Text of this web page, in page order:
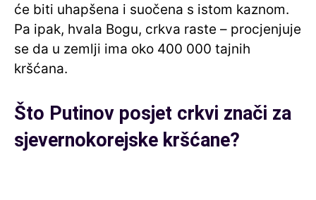
će biti uhapšena i suočena s istom kaznom.
Pa ipak, hvala Bogu, crkva raste – procjenjuje
se da u zemlji ima oko 400 000 tajnih
kršćana.
Što Putinov posjet crkvi znači za
sjevernokorejske kršćane?